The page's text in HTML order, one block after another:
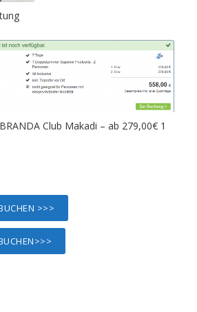
Club Makadi – ab 279,00€ 1
>>>